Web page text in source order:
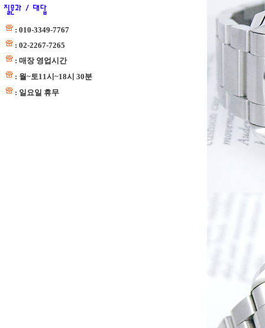
: 010-3349-7767
: 02-2267-7265
: 매장 영업시간
: 월~토11시~18시 30분
: 일요일 휴무